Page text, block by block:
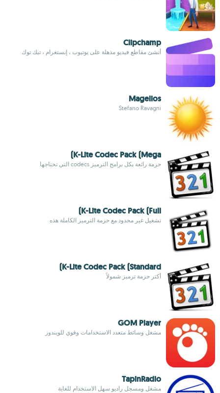
Clipchamp
أنشئ مقاطع فيديو مذهلة على يوتيوب ، إنستغرام ، تيك توك
Magelios
Stefano Ravagni
K-Lite Codec Pack (Mega)
حزمة رائعة بكل برامج الترميز codecs التي تحتاجها
K-Lite Codec Pack (Full)
تشغيل غير محدود مع حزمة الترميز الكاملة هذه
K-Lite Codec Pack (Standard)
أكثر حزمة ترميز شمولاً
GOM Player
مشغل وسائط متعدد الاستخدامات وقوي للويندوز
TapinRadio
مشغل ومسجل راديو سهل الاستخدام للغاية